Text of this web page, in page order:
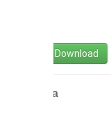
Download